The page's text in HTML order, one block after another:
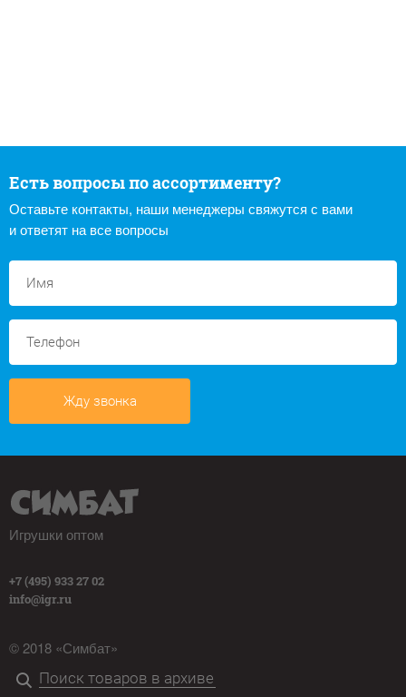
Есть вопросы по ассортименту?
Оставьте контакты, наши менеджеры свяжутся с вами
и ответят на все вопросы
Жду звонка
Игрушки оптом
+7 (495) 933 27 02
info@igr.ru
© 2018 «Симбат»